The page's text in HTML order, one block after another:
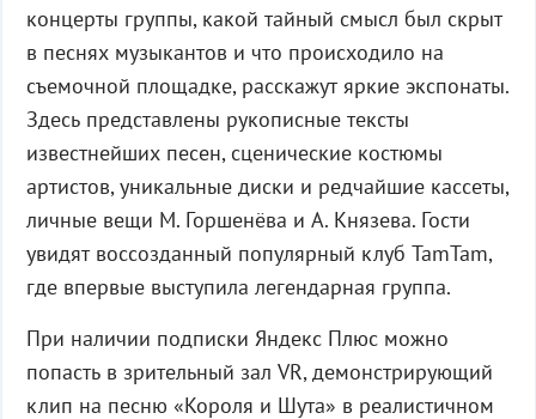
концерты группы, какой тайный смысл был скрыт
в песнях музыкантов и что происходило на
съемочной площадке, расскажут яркие экспонаты.
Здесь представлены рукописные тексты
известнейших песен, сценические костюмы
артистов, уникальные диски и редчайшие кассеты,
личные вещи М. Горшенёва и А. Князева. Гости
увидят воссозданный популярный клуб TamTam,
где впервые выступила легендарная группа.
При наличии подписки Яндекс Плюс можно
попасть в зрительный зал VR, демонстрирующий
клип на песню «Короля и Шута» в реалистичном